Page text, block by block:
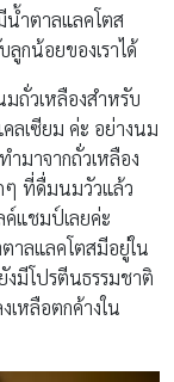
น้ำตาลแลคโตส
กน้อยของเราได้
ถั่วเหลืองสำหรับ
ลเซียม ค่ะ อย่างนม
มาจากถั่วเหลือง
ๆ ที่ดื่มนมวัวแล้ว
ค์แชมป์เลยค่ะ
าลแลคโตสมีอยู่ใน
งมีโปรตีนธรรมชาติ
เหลือตกค้างใน